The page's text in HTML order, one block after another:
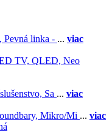
Pevná linka - ... viac
TV, QLED, Neo
Sa ... viac
Mikro/Mi ... viac